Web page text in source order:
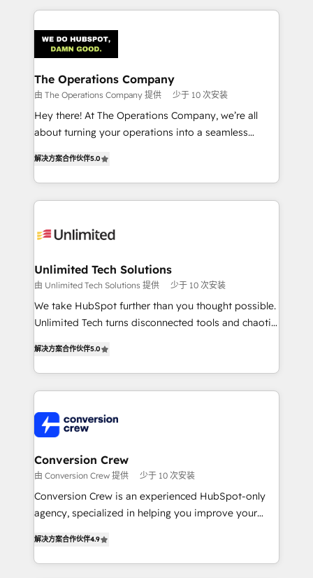
smarter marketing, sales, and customer success
Iberia (Spain & Portugal), we combine human insight
with intelligent automation to drive sustainable
growth. Our multidisciplinary team designs solutions
that simplify complexity, boost performance, and
turn innovation into real impact. 🌍 Highlights •
HubSpot Partner since 2012 • 2022 EMEA Impact
projects • Clients in 30+ industries • Proprietary
technology for integrations • Multilingual team:
The Operations Company
由 The Operations Company 提供 少于 10 次安装
Hey there! At The Operations Company, we’re all
about turning your operations into a seamless
transforming complex systems into efficient,
scalable solutions that work across your entire
organization. We’re a unique blend of deep HubSpot
operational know-how. We know that no two
solutions. Instead, we dive in to understand your
needs, goals, and challenges to deliver solutions that
fit like a glove. We’re committed to being both
highly effective and fun to work with. We believe in
relationships. Your success is our success, and we’re
all in this together! From startup to enterprise, we’ll
what matters most: growing your business and
wowing your customers. Let’s make HubSpot work
解决方案合作伙伴5.0
Unlimited Tech Solutions
由 Unlimited Tech Solutions 提供 少于 10 次安装
We take HubSpot further than you thought possible.
Unlimited Tech turns disconnected tools and chaotic
engine. We combine RevOps strategy with deep
technical execution to help teams scale faster—with
cleaner data, smarter automation, and more
Implementation & Migration · Native & Custom
Integrations · Custom Development · CPQ & FSM ·
Reporting & Analytics · GTM Architecture · Sales &
Marketing Enablement If you’re ready to elevate
HubSpot from “just your CRM” to your growth
infrastructure—let’s talk.
解决方案合作伙伴5.0
Conversion Crew
由 Conversion Crew 提供 少于 10 次安装
Conversion Crew is an experienced HubSpot-only
agency, specialized in helping you improve your
Implementing HubSpot (CRM, Marketing, Sales,
Service and Operations) - Developing fast, good-
解决方案合作伙伴4.9